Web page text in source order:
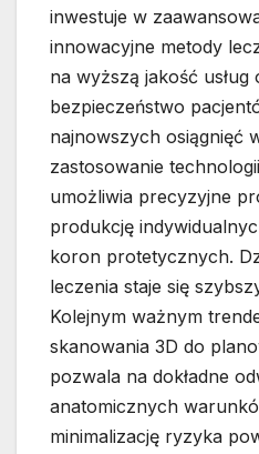
inwestuje w
innowacyjne metody
na wyższą jakość usług
bezpieczeństwo
najnowszych osiągnięć
zastosowanie
umożliwia precyzyjne
produkcję
koron protetycznych.
leczenia staje się
Kolejnym ważnym
skanowania 3D do
pozwala na dokładne
anatomicznych
minimalizację ryzyka